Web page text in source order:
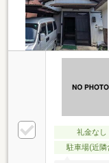
礼金なし
駐車場(近隣